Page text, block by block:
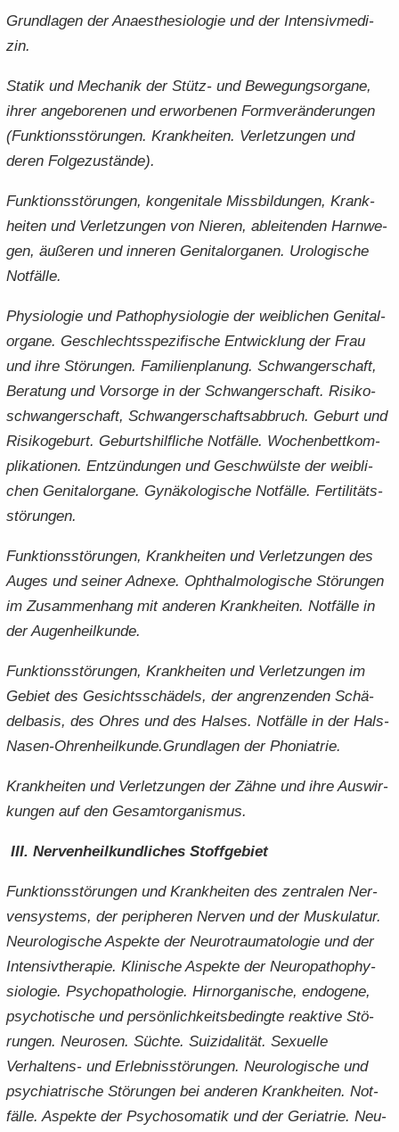
Grund­la­gen der Ana­es­the­sio­lo­gie und der In­ten­siv­me­di­
zin.
Sta­tik und Me­cha­nik der Stütz-​ und Be­we­gungs­or­ga­ne,
ihrer an­ge­bo­re­nen und er­wor­be­nen Form­ver­än­de­run­gen
(Funk­ti­ons­stö­run­gen. Krank­hei­ten. Ver­let­zun­gen und
deren Fol­ge­zu­stän­de).
Funk­ti­ons­stö­run­gen, kon­ge­ni­ta­le Miss­bil­dun­gen, Krank­
hei­ten und Ver­let­zun­gen von Nie­ren, ab­lei­ten­den Harn­we­
gen, äu­ße­ren und in­ne­ren Ge­ni­tal­or­ga­nen. Uro­lo­gi­sche
Not­fäl­le.
Phy­sio­lo­gie und Pa­tho­phy­sio­lo­gie der weib­li­chen Ge­ni­tal­
or­ga­ne. Ge­schlechts­spe­zi­fi­sche Ent­wick­lung der Frau
und ihre Stö­run­gen. Fa­mi­li­en­pla­nung. Schwan­ger­schaft,
Be­ra­tung und Vor­sor­ge in der Schwan­ger­schaft. Ri­si­ko­
schwan­ger­schaft, Schwan­ger­schafts­ab­bruch. Ge­burt und
Ri­si­ko­ge­burt. Ge­burts­hilf­li­che Not­fäl­le. Wo­chen­bett­kom­
pli­ka­tio­nen. Ent­zün­dun­gen und Ge­schwüls­te der weib­li­
chen Ge­ni­tal­or­ga­ne. Gy­nä­ko­lo­gi­sche Not­fäl­le. Fer­ti­li­täts­
stö­run­gen.
Funk­ti­ons­stö­run­gen, Krank­hei­ten und Ver­let­zun­gen des
Auges und sei­ner Adn­e­xe. Oph­thal­mo­lo­gi­sche Stö­run­gen
im Zu­sam­men­hang mit an­de­ren Krank­hei­ten. Not­fäl­le in
der Au­gen­heil­kun­de.
Funk­ti­ons­stö­run­gen, Krank­hei­ten und Ver­let­zun­gen im
Ge­biet des Ge­sichts­schä­dels, der an­gren­zen­den Schä­
del­ba­sis, des Ohres und des Hal­ses. Not­fäl­le in der Hals-​
Nasen-Ohrenheilkunde.Grund­la­gen der Pho­n­ia­trie.
Krank­hei­ten und Ver­let­zun­gen der Zähne und ihre Aus­wir­
kun­gen auf den Ge­samt­or­ga­nis­mus.
III. Ner­ven­heil­kund­li­ches Stoff­ge­biet
Funk­ti­ons­stö­run­gen und Krank­hei­ten des zen­tra­len Ner­
ven­sys­tems, der pe­ri­phe­ren Ner­ven und der Mus­ku­la­tur.
Neu­ro­lo­gi­sche Aspek­te der Neu­rotrau­ma­to­lo­gie und der
In­ten­siv­the­ra­pie. Kli­ni­sche Aspek­te der Neu­ro­pa­tho­phy­
sio­lo­gie. Psy­cho­pa­tho­lo­gie. Hirn­or­ga­ni­sche, en­do­ge­ne,
psy­cho­ti­sche und per­sön­lich­keits­be­ding­te re­ak­ti­ve Stö­
run­gen. Neu­ro­sen. Süch­te. Sui­zi­da­li­tät. Se­xu­el­le
Verhaltens-​ und Er­leb­nis­stö­run­gen. Neu­ro­lo­gi­sche und
psych­ia­tri­sche Stö­run­gen bei an­de­ren Krank­hei­ten. Not­
fäl­le. Aspek­te der Psy­cho­so­ma­tik und der Ger­ia­trie. Neu­